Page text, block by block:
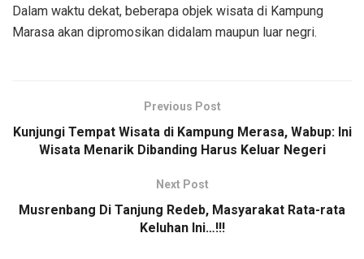
Dalam waktu dekat, beberapa objek wisata di Kampung
Marasa akan dipromosikan didalam maupun luar negri.
Previous Post
Kunjungi Tempat Wisata di Kampung Merasa, Wabup: Ini
Wisata Menarik Dibanding Harus Keluar Negeri
Next Post
Musrenbang Di Tanjung Redeb, Masyarakat Rata-rata
Keluhan Ini…!!!